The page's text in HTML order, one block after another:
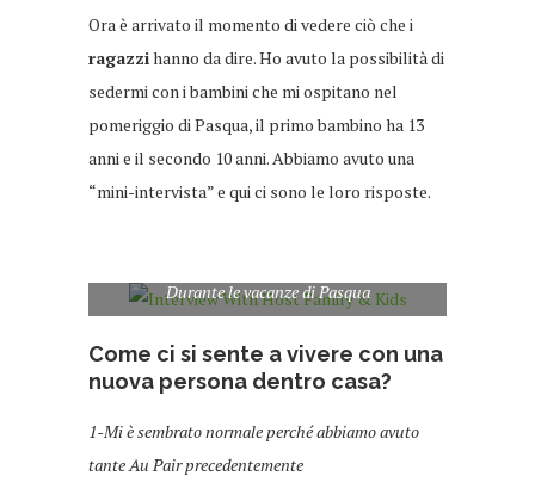
Ora è arrivato il momento di vedere ciò che i
ragazzihanno da dire. Ho avuto la possibilità di
sedermi con i bambini che mi ospitano nel
pomeriggio di Pasqua, il primo bambino ha 13
anni e il secondo 10 anni. Abbiamo avuto una
“mini-intervista” e qui ci sono le loro risposte.
Durante le vacanze di Pasqua
Come ci si sente a vivere con una
nuova persona dentro casa?
1-Mi è sembrato normale perché abbiamo avuto
tante Au Pair precedentemente